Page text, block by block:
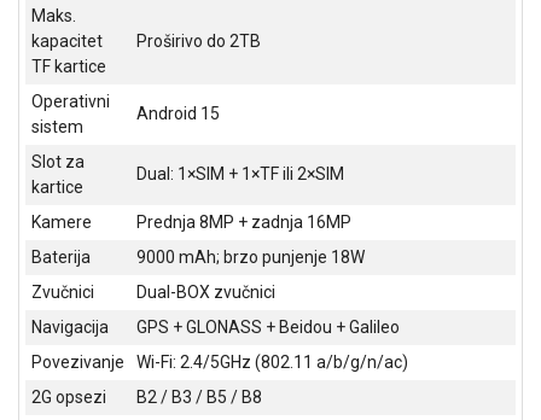
ALAT I
BAŠTA
OUTLET
IGRAČKE
Maks.
kapacitet
TF kartice
Proširivo do 2TB
Operativni
sistem
Android 15
Slot za
kartice
Dual: 1×SIM + 1×TF ili 2×SIM
Kamere
Prednja 8MP + zadnja 16MP
Baterija
9000 mAh; brzo punjenje 18W
Zvučnici
Dual-BOX zvučnici
Navigacija
GPS + GLONASS + Beidou + Galileo
Povezivanje
Wi-Fi: 2.4/5GHz (802.11 a/b/g/n/ac)
2G opsezi
B2 / B3 / B5 / B8